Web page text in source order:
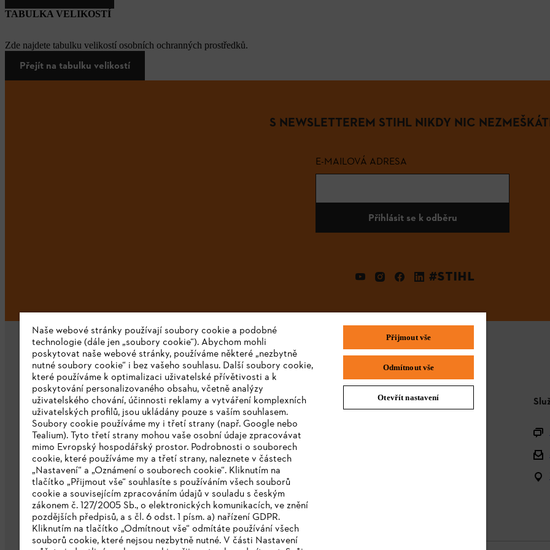
TABULKA VELIKOSTÍ
Zde najdete tabulku velikostí osobních ochranných prostředků.
Přejít na tabulku velikostí
S NEWSLETTEREM STIHL NIKDY NIC
E-MAILOVÁ ADRESA
Přihlásit se k odběru
#STIHL
Společnost
O nás
Stáhnout katalog
Oznamovací systém STIHL
Naše webové stránky používají soubory cookie a podobné
technologie (dále jen „soubory cookie“). Abychom mohli
poskytovat naše webové stránky, používáme některé „nezbytně
nutné soubory cookie“ i bez vašeho souhlasu. Další soubory cookie,
které používáme k optimalizaci uživatelské přívětivosti a k
poskytování personalizovaného obsahu, včetně analýzy
uživatelského chování, účinnosti reklamy a vytváření komplexních
uživatelských profilů, jsou ukládány pouze s vaším souhlasem.
Soubory cookie používáme my i třetí strany (např. Google nebo
Tealium). Tyto třetí strany mohou vaše osobní údaje zpracovávat
mimo Evropský hospodářský prostor. Podrobnosti o souborech
cookie, které používáme my a třetí strany, naleznete v částech
„Nastavení“ a „Oznámení o souborech cookie“. Kliknutím na
tlačítko „Přijmout vše“ souhlasíte s používáním všech souborů
cookie a souvisejícím zpracováním údajů v souladu s českým
zákonem č. 127/2005 Sb., o elektronických komunikacích, ve znění
pozdějších předpisů, a s čl. 6 odst. 1 písm. a) nařízení GDPR.
Kliknutím na tlačítko „Odmítnout vše“ odmítáte používání všech
souborů cookie, které nejsou nezbytně nutné. V části Nastavení
Přijmout vše
Odmítnout vše
Otevřít nastavení